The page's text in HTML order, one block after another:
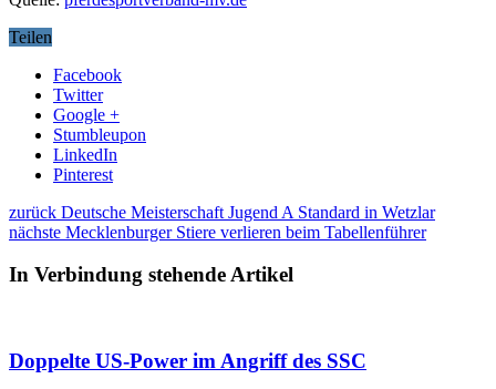
Teilen
Facebook
Twitter
Google +
Stumbleupon
LinkedIn
Pinterest
zurück Deutsche Meisterschaft Jugend A Standard in Wetzlar
nächste Mecklenburger Stiere verlieren beim Tabellenführer
In Verbindung stehende Artikel
Doppelte US-Power im Angriff des SSC